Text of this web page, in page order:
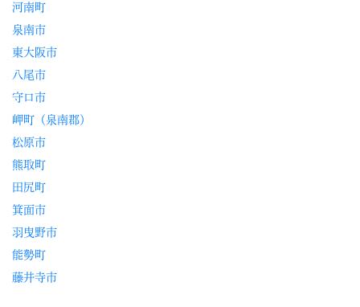
河南町
泉南市
東大阪市
八尾市
守口市
岬町（泉南郡）
松原市
熊取町
田尻町
箕面市
羽曳野市
能勢町
藤井寺市